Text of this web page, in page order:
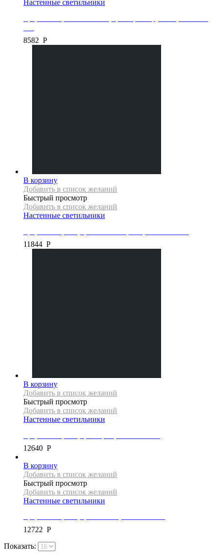
Настенные светильники
8582 Р
В корзину
Добавить в список желаний
Быстрый просмотр
Добавить в список желаний
Настенные светильники
11844 Р
В корзину
Добавить в список желаний
Быстрый просмотр
Добавить в список желаний
Настенные светильники
12640 Р
В корзину
Добавить в список желаний
Быстрый просмотр
Добавить в список желаний
Настенные светильники
12722 Р
Показать: